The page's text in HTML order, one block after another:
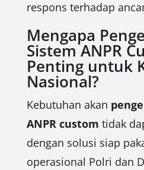
respons terhadap
Mengapa
Sistem ANPR
Penting untuk
Nasional?
Kebutuhan akan
ANPR custom tidak
dengan solusi siap
operasional Polri dan